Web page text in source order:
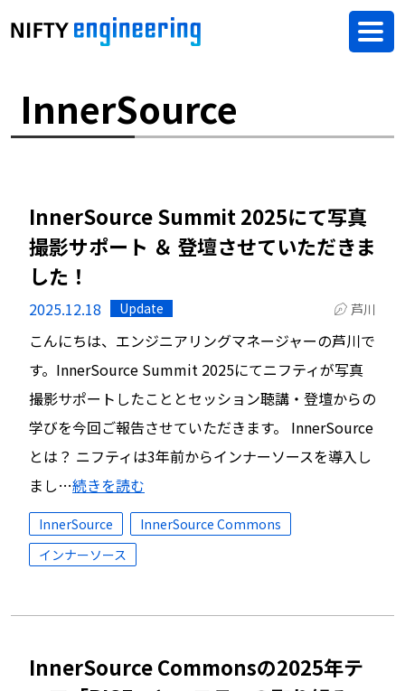
InnerSource
InnerSource Summit 2025にて写真
撮影サポート ＆ 登壇させていただきま
した！
2025.12.18 Update 芦川
こんにちは、エンジニアリングマネージャーの芦川で
す。InnerSource Summit 2025にてニフティが写真
撮影サポートしたこととセッション聴講・登壇からの
学びを今回ご報告させていただきます。 InnerSource
とは？ ニフティは3年前からインナーソースを導入し
まし…続きを読む
InnerSource
InnerSource Commons
インナーソース
InnerSource Commonsの2025年テ